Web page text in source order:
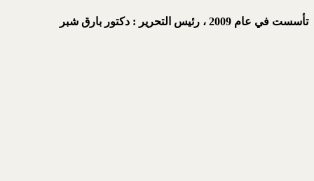
تأسست في عام 2009 ، رئيس التحرير : دكتور بارق شبر